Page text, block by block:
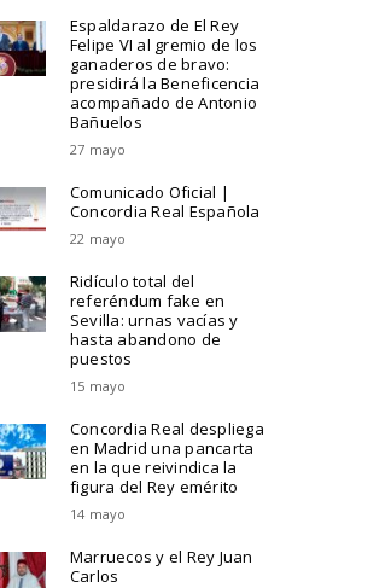
Espaldarazo de El Rey
Felipe VI al gremio de los
ganaderos de bravo:
presidirá la Beneficencia
acompañado de Antonio
Bañuelos
27 mayo
Comunicado Oficial |
Concordia Real Española
22 mayo
Ridículo total del
referéndum fake en
Sevilla: urnas vacías y
hasta abandono de
puestos
15 mayo
Concordia Real despliega
en Madrid una pancarta
en la que reivindica la
figura del Rey emérito
14 mayo
Marruecos y el Rey Juan
Carlos